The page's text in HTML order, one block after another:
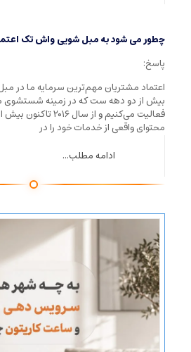
چطور می شود به مبل شویی واش تک
پاسخ:
اعتماد مشتریان مهم‌ترین سرمایه ما در
بیش از دو دهه ست که در زمینه
محتوای واقعی از خدمات خود را در
ادامه مطلب...